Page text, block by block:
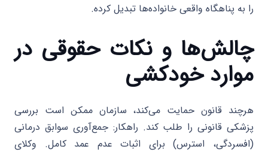
را به پناهگاه واقعی خانواده‌ها تبدیل کرده.
چالش‌ها و نکات حقوقی در
موارد خودکشی
هرچند قانون حمایت می‌کند، سازمان ممکن است بررسی
پزشکی قانونی را طلب کند. راهکار: جمع‌آوری سوابق درمانی
(افسردگی، استرس) برای اثبات عدم عمد کامل. وکلای